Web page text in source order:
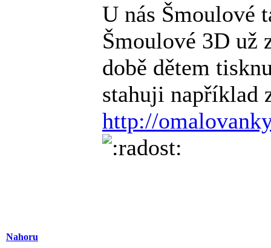
U nás
Šmoulové 3D už
době dětem
stahuji například
http://
Nahoru